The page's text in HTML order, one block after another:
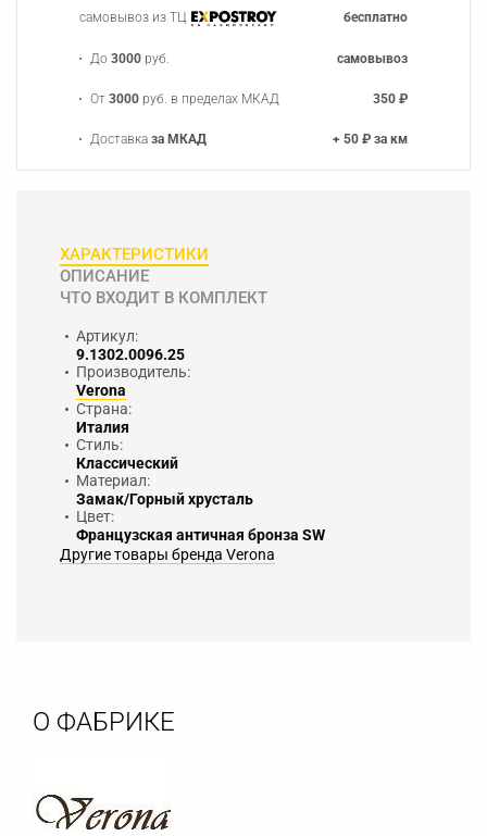
самовывоз из ТЦ бесплатно
До3000 руб. самовывоз
От3000 руб. в пределах МКАД 350 ₽
Доставказа МКАД + 50 ₽ за км
ХАРАКТЕРИСТИКИ
ОПИСАНИЕ
ЧТО ВХОДИТ В КОМПЛЕКТ
Артикул:
9.1302.0096.25
Производитель:
Verona
Страна:
Италия
Стиль:
Классический
Материал:
Замак/Горный хрусталь
Цвет:
Французская античная бронза SW
Другие товары бренда Verona
О ФАБРИКЕ